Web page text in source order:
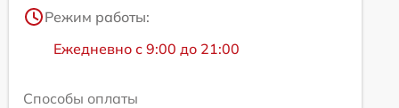
Режим работы:
Ежедневно с 9:00 до 21:00
Способы оплаты